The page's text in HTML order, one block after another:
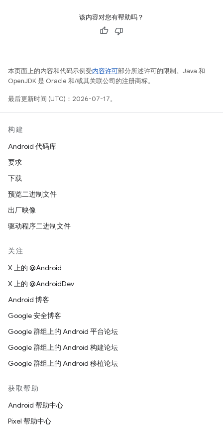
该内容对您有帮助吗？
本页面上的内容和代码示例受内容许可部分所述许可的限制。Java 和
OpenJDK 是 Oracle 和/或其关联公司的注册商标。
最后更新时间 (UTC)：2026-07-17。
构建
Android 代码库
要求
下载
预览二进制文件
出厂映像
驱动程序二进制文件
关注
X 上的 @Android
X 上的 @AndroidDev
Android 博客
Google 安全博客
Google 群组上的 Android 平台论坛
Google 群组上的 Android 构建论坛
Google 群组上的 Android 移植论坛
获取帮助
Android 帮助中心
Pixel 帮助中心